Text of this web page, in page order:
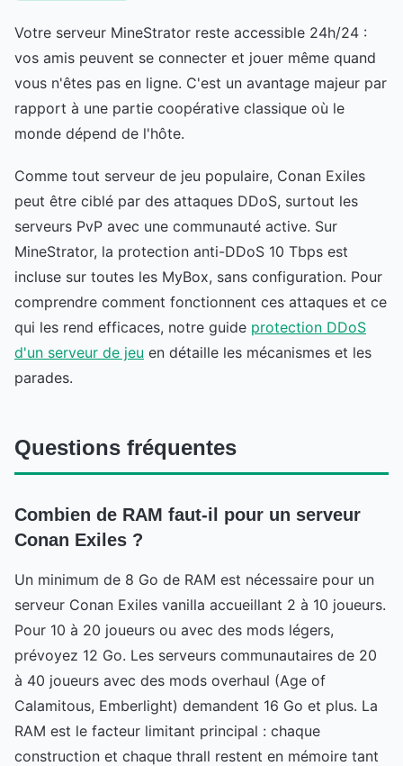
Votre serveur MineStrator reste accessible 24h/24 :
vos amis peuvent se connecter et jouer même quand
vous n'êtes pas en ligne. C'est un avantage majeur par
rapport à une partie coopérative classique où le
monde dépend de l'hôte.
Comme tout serveur de jeu populaire, Conan Exiles
peut être ciblé par des attaques DDoS, surtout les
serveurs PvP avec une communauté active. Sur
MineStrator, la protection anti-DDoS 10 Tbps est
incluse sur toutes les MyBox, sans configuration. Pour
comprendre comment fonctionnent ces attaques et ce
qui les rend efficaces, notre guide protection DDoS
d'un serveur de jeu en détaille les mécanismes et les
parades.
Questions fréquentes
Combien de RAM faut-il pour un serveur
Conan Exiles ?
Un minimum de 8 Go de RAM est nécessaire pour un
serveur Conan Exiles vanilla accueillant 2 à 10 joueurs.
Pour 10 à 20 joueurs ou avec des mods légers,
prévoyez 12 Go. Les serveurs communautaires de 20
à 40 joueurs avec des mods overhaul (Age of
Calamitous, Emberlight) demandent 16 Go et plus. La
RAM est le facteur limitant principal : chaque
construction et chaque thrall restent en mémoire tant